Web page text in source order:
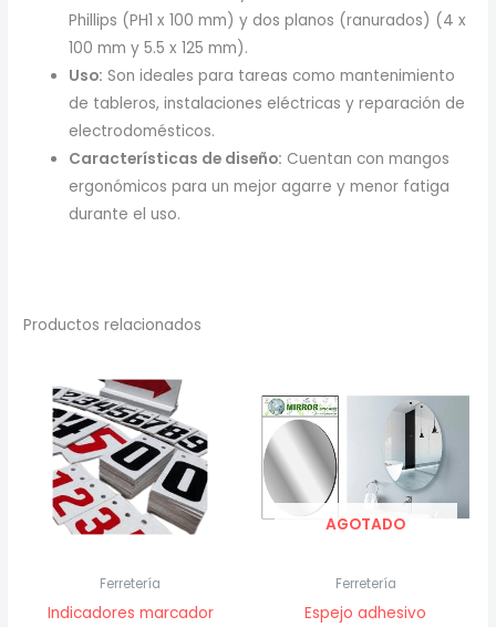
Phillips (PH1 x 100 mm) y dos planos (ranurados) (4 x
100 mm y 5.5 x 125 mm).
Uso: Son ideales para tareas como mantenimiento
de tableros, instalaciones eléctricas y reparación de
electrodomésticos.
Características de diseño: Cuentan con mangos
ergonómicos para un mejor agarre y menor fatiga
durante el uso.
Productos relacionados
Ferretería
Indicadores marcador
AGOTADO
Ferretería
Espejo adhesivo